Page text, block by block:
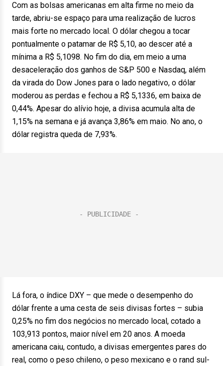
Com as bolsas americanas em alta firme no meio da
tarde, abriu-se espaço para uma realização de lucros
mais forte no mercado local. O dólar chegou a tocar
pontualmente o patamar de R$ 5,10, ao descer até a
mínima a R$ 5,1098. No fim do dia, em meio a uma
desaceleração dos ganhos de S&P 500 e Nasdaq, além
da virada do Dow Jones para o lado negativo, o dólar
moderou as perdas e fechou a R$ 5,1336, em baixa de
0,44%. Apesar do alívio hoje, a divisa acumula alta de
1,15% na semana e já avança 3,86% em maio. No ano, o
dólar registra queda de 7,93%.
Lá fora, o índice DXY – que mede o desempenho do
dólar frente a uma cesta de seis divisas fortes – subia
0,25% no fim dos negócios no mercado local, cotado a
103,913 pontos, maior nível em 20 anos. A moeda
americana caiu, contudo, a divisas emergentes pares do
real, como o peso chileno, o peso mexicano e o rand sul-